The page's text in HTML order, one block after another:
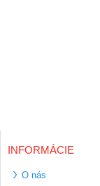
INFORMÁCIE
O nás